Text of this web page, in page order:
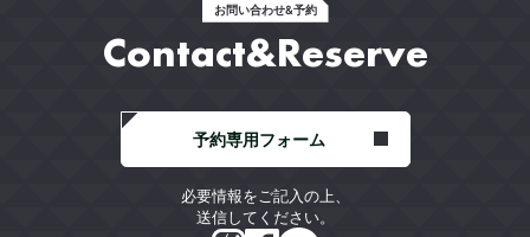
お問い合わせ&予約
Contact&Reserve
予約専用フォーム
必要情報をご記入の上、
送信してください。